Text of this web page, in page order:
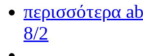
περισσότερα
8/2